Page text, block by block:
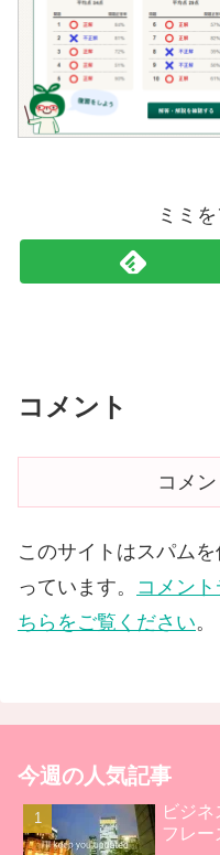
ミミ
コメント
コメ
このサイトはスパム
っています。 コメン
ちらをご覧ください。
今週の人気記事
ビジ
フレー